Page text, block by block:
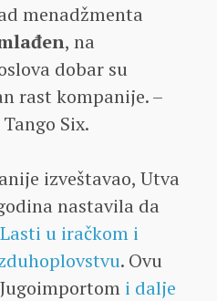
menadžmenta
, na
dobar su
rast kompanije. –
Six.
izveštavao, Utva
nastavila da
u iračkom i
. Ovu
i dalje